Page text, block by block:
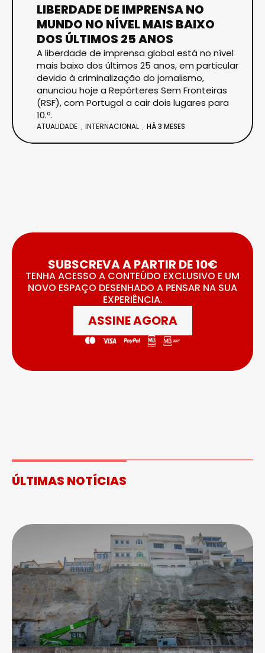
LIBERDADE DE IMPRENSA NO
MUNDO NO NÍVEL MAIS BAIXO
DOS ÚLTIMOS 25 ANOS
A liberdade de imprensa global está no nível
mais baixo dos últimos 25 anos, em particular
devido à criminalização do jornalismo,
anunciou hoje a Repórteres Sem Fronteiras
(RSF), com Portugal a cair dois lugares para
10.º.
ATUALIDADE INTERNACIONAL HÁ 3 MESES
SUBSCREVA A PARTIR DE 10€
TENHA ACESSO A CONTEÚDO EXCLUSIVO E UM
NOVO ESPAÇO DESENHADO A PENSAR NA SUA
EXPERIÊNCIA.
ASSINE AGORA
ÚLTIMAS NOTÍCIAS